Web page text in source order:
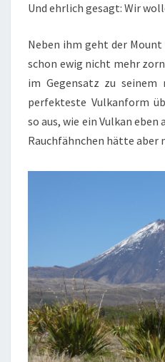
Und ehrlich gesagt: Wir
Neben ihm geht der
schon ewig nicht mehr
im Gegensatz zu seinem
perfekteste Vulkanform
so aus, wie ein Vulkan eben
Rauchfähnchen hätte aber